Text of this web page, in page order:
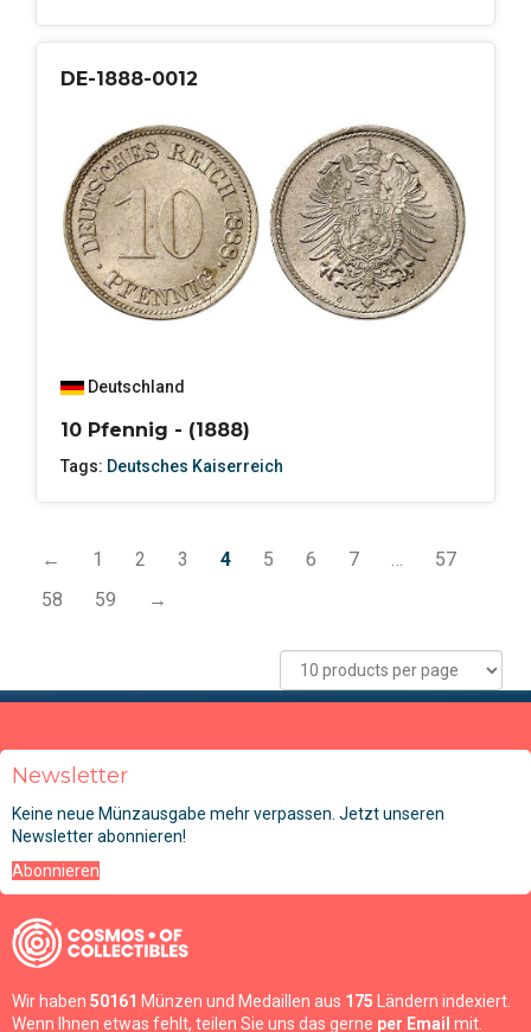
DE-1888-0012
Deutschland
10 Pfennig - (1888)
Tags: Deutsches Kaiserreich
← 1 2 3 4 5 6 7
57
58
59 →
Newsletter
Keine neue Münzausgabe mehr verpassen. Jetzt unseren
Newsletter abonnieren!
Abonnieren
Wir haben 50161 Münzen und Medaillen aus 175 Ländern indexiert.
Wenn Ihnen etwas fehlt, teilen Sie uns das gerne per Email mit.